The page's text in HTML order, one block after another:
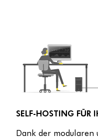
SELF-HOSTING FÜR
Dank der